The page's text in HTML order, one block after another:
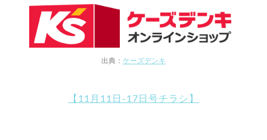
出典： ケーズデンキ
【11月11日-17日号チラシ】